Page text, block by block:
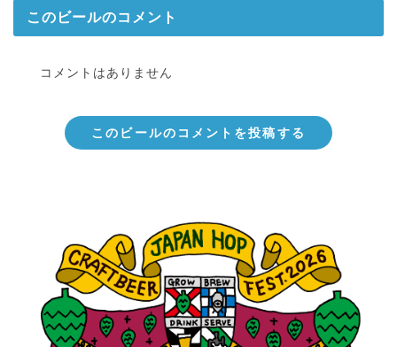
このビールのコメント
コメントはありません
このビールのコメントを投稿する